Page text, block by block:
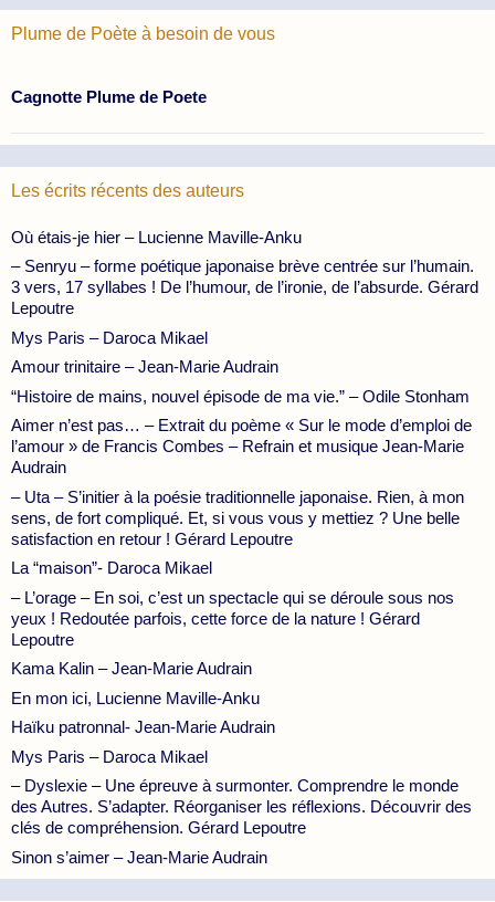
Plume de Poète à besoin de vous
Cagnotte Plume de Poete
Les écrits récents des auteurs
Où étais-je hier – Lucienne Maville-Anku
– Senryu – forme poétique japonaise brève centrée sur l’humain.
3 vers, 17 syllabes ! De l’humour, de l’ironie, de l’absurde. Gérard
Lepoutre
Mys Paris – Daroca Mikael
Amour trinitaire – Jean-Marie Audrain
“Histoire de mains, nouvel épisode de ma vie.” – Odile Stonham
Aimer n’est pas… – Extrait du poème « Sur le mode d’emploi de
l’amour » de Francis Combes – Refrain et musique Jean-Marie
Audrain
– Uta – S’initier à la poésie traditionnelle japonaise. Rien, à mon
sens, de fort compliqué. Et, si vous vous y mettiez ? Une belle
satisfaction en retour ! Gérard Lepoutre
La “maison”- Daroca Mikael
– L’orage – En soi, c’est un spectacle qui se déroule sous nos
yeux ! Redoutée parfois, cette force de la nature ! Gérard
Lepoutre
Kama Kalin – Jean-Marie Audrain
En mon ici, Lucienne Maville-Anku
Haïku patronnal- Jean-Marie Audrain
Mys Paris – Daroca Mikael
– Dyslexie – Une épreuve à surmonter. Comprendre le monde
des Autres. S’adapter. Réorganiser les réflexions. Découvrir des
clés de compréhension. Gérard Lepoutre
Sinon s’aimer – Jean-Marie Audrain